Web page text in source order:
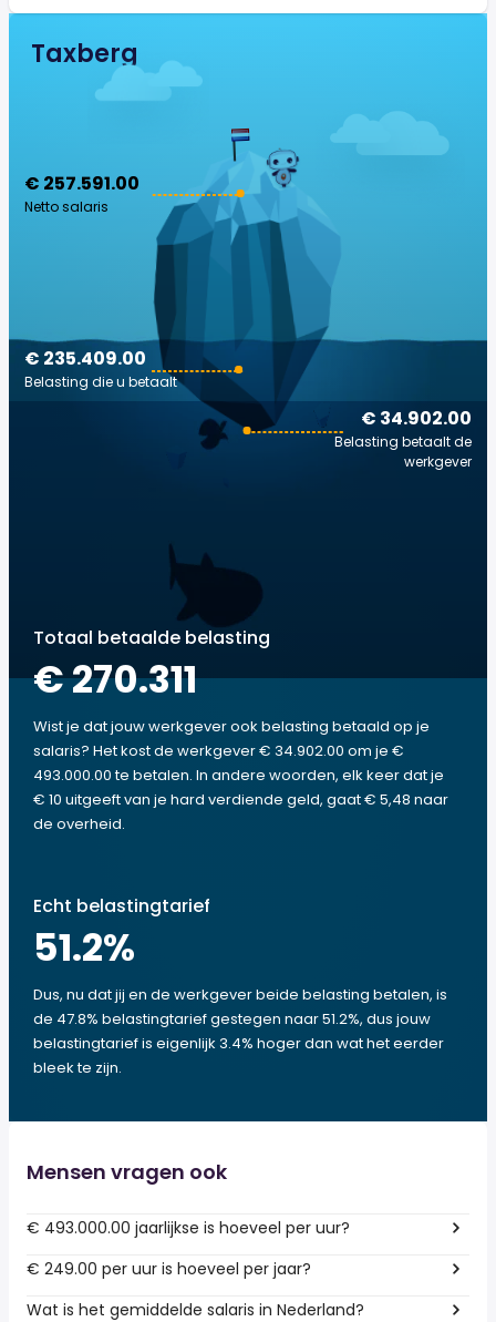
Taxberg
€ 257.591.00
Netto salaris
€ 34.902.00
Belasting betaalt de
werkgever
€ 235.409.00
Belasting die u betaalt
Totaal betaalde belasting
€ 270.311
Wist je dat jouw werkgever ook belasting betaald op je
salaris? Het kost de werkgever € 34.902.00 om je €
493.000.00 te betalen. In andere woorden, elk keer dat je
€ 10 uitgeeft van je hard verdiende geld, gaat € 5,48 naar
de overheid.
Echt belastingtarief
51.2%
Dus, nu dat jij en de werkgever beide belasting betalen, is
de 47.8% belastingtarief gestegen naar 51.2%, dus jouw
belastingtarief is eigenlijk 3.4% hoger dan wat het eerder
bleek te zijn.
Mensen vragen ook
€ 493.000.00 jaarlijkse is hoeveel per uur?
€ 249.00 per uur is hoeveel per jaar?
Wat is het gemiddelde salaris in Nederland?